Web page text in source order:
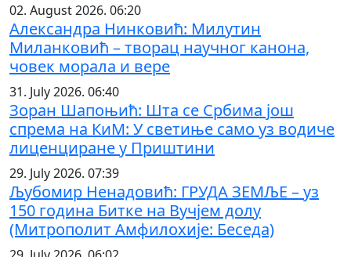
02. August 2026. 06:20
Александра Нинковић: Милутин
Миланковић – творац научног канона,
човек морала и вере
31. July 2026. 06:40
Зоран Шапоњић: Шта се Србима још
спрема на КиМ: У светиње само уз водиче
лиценциране у Приштини
29. July 2026. 07:39
Љубомир Ненадовић: ГРУДА ЗЕМЉЕ – уз
150 година Битке на Вучјем долу
(Митрополит Амфилохије: Беседа)